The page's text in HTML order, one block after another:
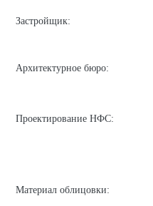
Застройщик:
Архитектурное бюро:
Проектирование НФС:
Материал облицовки: